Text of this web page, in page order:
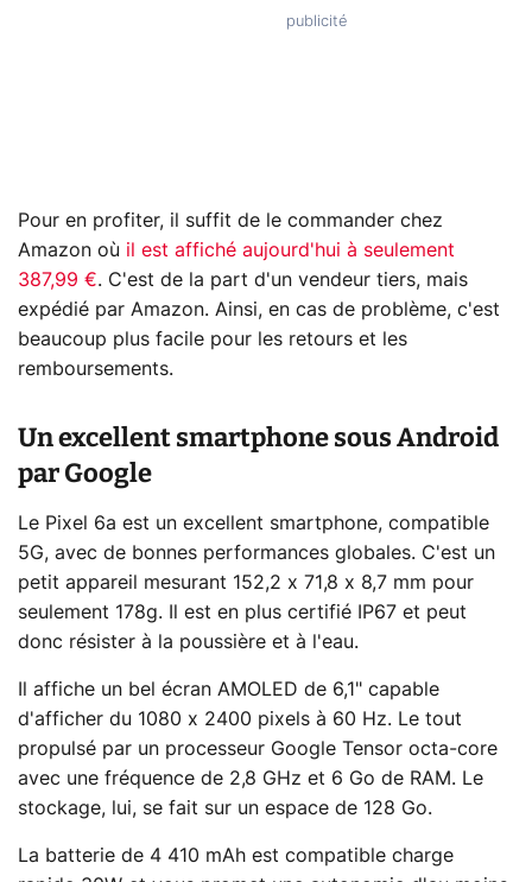
Pour en profiter, il suffit de le commander chez
Amazon où il est affiché aujourd'hui à seulement
387,99 €. C'est de la part d'un vendeur tiers, mais
expédié par Amazon. Ainsi, en cas de problème, c'est
beaucoup plus facile pour les retours et les
remboursements.
Un excellent smartphone sous Android
par Google
Le Pixel 6a est un excellent smartphone, compatible
5G, avec de bonnes performances globales. C'est un
petit appareil mesurant 152,2 x 71,8 x 8,7 mm pour
seulement 178g. Il est en plus certifié IP67 et peut
donc résister à la poussière et à l'eau.
Il affiche un bel écran AMOLED de 6,1" capable
d'afficher du 1080 x 2400 pixels à 60 Hz. Le tout
propulsé par un processeur Google Tensor octa-core
avec une fréquence de 2,8 GHz et 6 Go de RAM. Le
stockage, lui, se fait sur un espace de 128 Go.
La batterie de 4 410 mAh est compatible charge